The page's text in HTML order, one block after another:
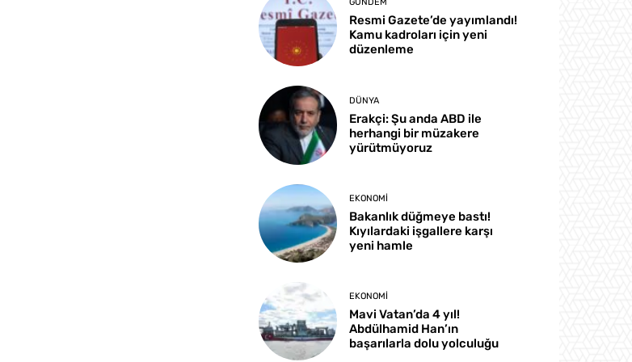
GÜNDEM
Resmi Gazete’de yayımlandı!
Kamu kadroları için yeni
düzenleme
DÜNYA
Erakçi: Şu anda ABD ile
herhangi bir müzakere
yürütmüyoruz
EKONOMI
Bakanlık düğmeye bastı!
Kıyılardaki işgallere karşı
yeni hamle
EKONOMI
Mavi Vatan’da 4 yıl!
Abdülhamid Han’ın
başarılarla dolu yolculuğu